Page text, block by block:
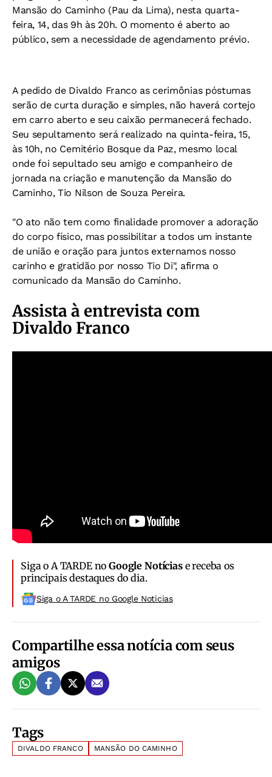
Mansão do Caminho (Pau da Lima), nesta quarta-
feira, 14, das 9h às 20h. O momento é aberto ao
público, sem a necessidade de agendamento prévio.
A pedido de Divaldo Franco as cerimônias póstumas
serão de curta duração e simples, não haverá cortejo
em carro aberto e seu caixão permanecerá fechado.
Seu sepultamento será realizado na quinta-feira, 15,
às 10h, no Cemitério Bosque da Paz, mesmo local
onde foi sepultado seu amigo e companheiro de
jornada na criação e manutenção da Mansão do
Caminho, Tio Nilson de Souza Pereira.
"O ato não tem como finalidade promover a adoração
do corpo físico, mas possibilitar a todos um instante
de união e oração para juntos externamos nosso
carinho e gratidão por nosso Tio Di", afirma o
comunicado da Mansão do Caminho.
Assista à entrevista com
Divaldo Franco
Siga o A TARDE noGoogle Notíciase receba os
principais destaques do dia.
Siga o A TARDE no Google Noticias
Compartilhe essa notícia com seus
amigos
Tags
DIVALDO FRANCO MANSÃO DO CAMINHO